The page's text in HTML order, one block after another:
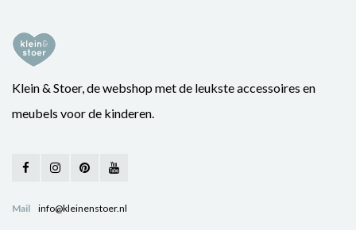
Klein & Stoer, de webshop met de leukste accessoires en
meubels voor de kinderen.
Mail info@kleinenstoer.nl